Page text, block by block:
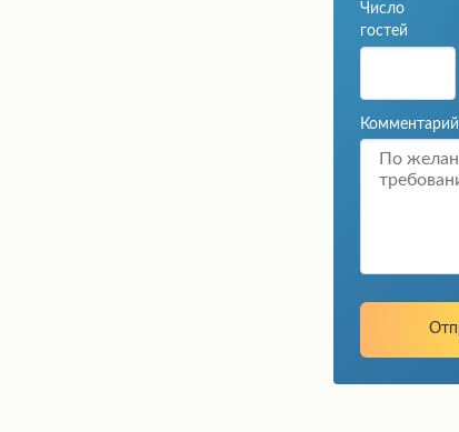
Число
гостей
Комментарий